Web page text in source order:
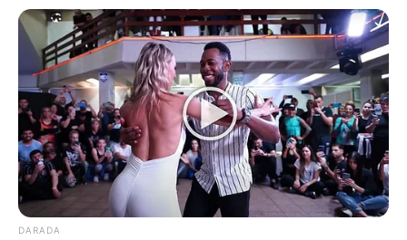
DARADA